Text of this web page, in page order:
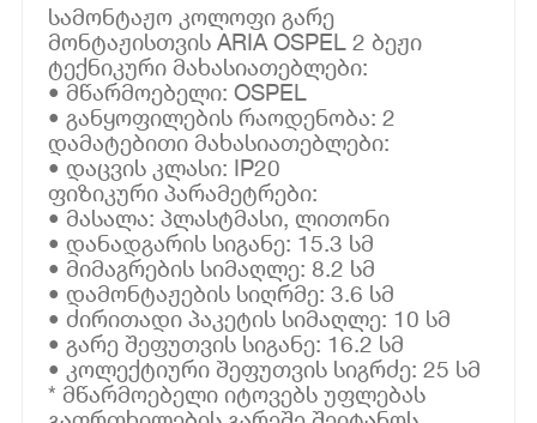
სამონტაჟო კოლოფი გარე
მონტაჟისთვის ARIA OSPEL 2 ბეჟი
ტექნიკური მახასიათებლები:
• მწარმოებელი: OSPEL
• განყოფილების რაოდენობა: 2
დამატებითი მახასიათებლები:
• დაცვის კლასი: IP20
ფიზიკური პარამეტრები:
• მასალა: პლასტმასი, ლითონი
• დანადგარის სიგანე: 15.3 სმ
• მიმაგრების სიმაღლე: 8.2 სმ
• დამონტაჟების სიღრმე: 3.6 სმ
• ძირითადი პაკეტის სიმაღლე: 10 სმ
• გარე შეფუთვის სიგანე: 16.2 სმ
• კოლექტიური შეფუთვის სიგრძე: 25 სმ
* მწარმოებელი იტოვებს უფლებას